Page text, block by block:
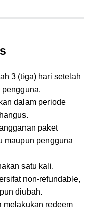
3 (tiga) hari setelah
dalam periode
paket
maupun pengguna
satu kali.
non-refundable,
diubah.
melakukan redeem